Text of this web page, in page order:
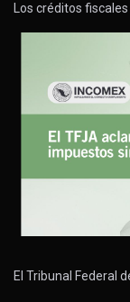
Los créditos
El Tribunal Federal